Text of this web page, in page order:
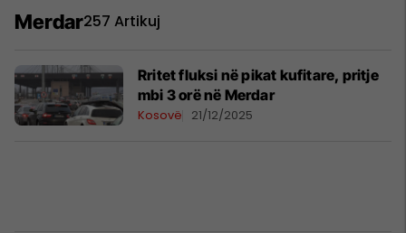
Merdar257 Artikuj
Rritet fluksi në pikat kufitare, pritje
mbi 3 orë në Merdar
Kosovë 21/12/2025